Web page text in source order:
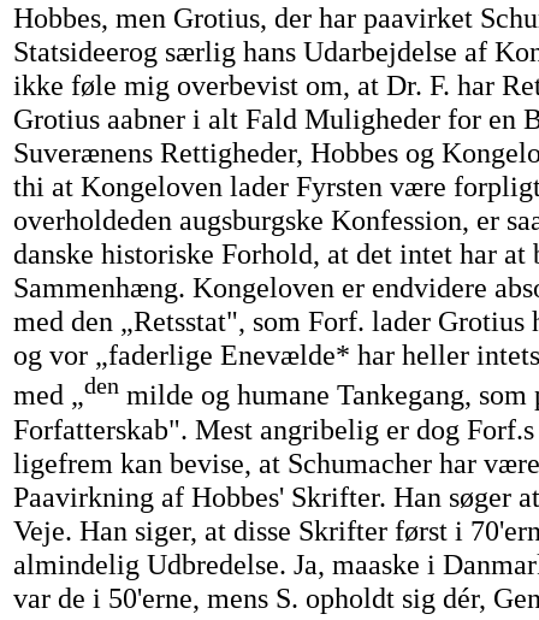
Hobbes, men Grotius, der har paavirket
Statsideerog særlig hans Udarbejdelse af
ikke føle mig overbevist om, at Dr. F. har
Grotius aabner i alt Fald Muligheder for en
Suverænens Rettigheder, Hobbes og
thi at Kongeloven lader Fyrsten være
overholdeden augsburgske Konfession, er
danske historiske Forhold, at det intet har at
Sammenhæng. Kongeloven er endvidere
med den „Retsstat", som Forf. lader
og vor „faderlige Enevælde* har heller
med „den milde og humane Tankegang,
Forfatterskab". Mest angribelig er dog
ligefrem kan bevise, at Schumacher har
Paavirkning af Hobbes' Skrifter. Han søger
Veje. Han siger, at disse Skrifter først i
almindelig Udbredelse. Ja, maaske i
var de i 50'erne, mens S. opholdt sig dér,